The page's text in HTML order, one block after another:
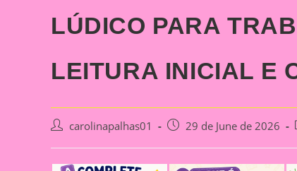
LÚDICO PARA
LEITURA INICIAL E
Post carolinapalhas01
Post 29 de June de 2026